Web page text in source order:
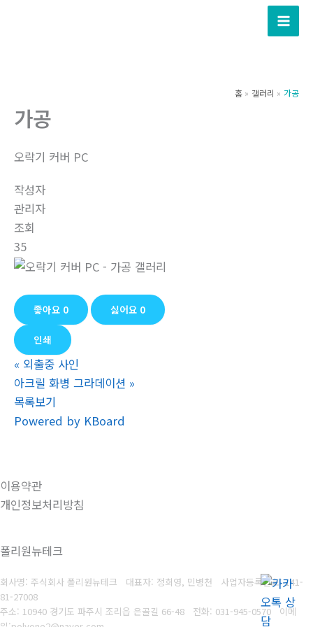
홈 갤러리 가공
가공
오락기 커버 PC
작성자
관리자
조회
35
좋아요 0 싫어요 0
인쇄
« 외출중 사인
아크릴 화병 그라데이션 »
목록보기
Powered by KBoard
이용약관
개인정보처리방침
폴리원뉴테크
회사명: 주식회사 폴리원뉴테크 대표자: 정희영, 민병천 사업자등록번호:141-
81-27008
주소: 10940 경기도 파주시 조리읍 은골길 66-48 전화: 031-945-0570 이메